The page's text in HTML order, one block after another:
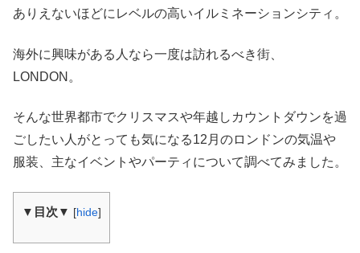
ありえないほどにレベルの高いイルミネーションシティ。
海外に興味がある人なら一度は訪れるべき街、
LONDON。
そんな世界都市でクリスマスや年越しカウントダウンを過
ごしたい人がとっても気になる12月のロンドンの気温や
服装、主なイベントやパーティについて調べてみました。
▼目次▼ [hide]